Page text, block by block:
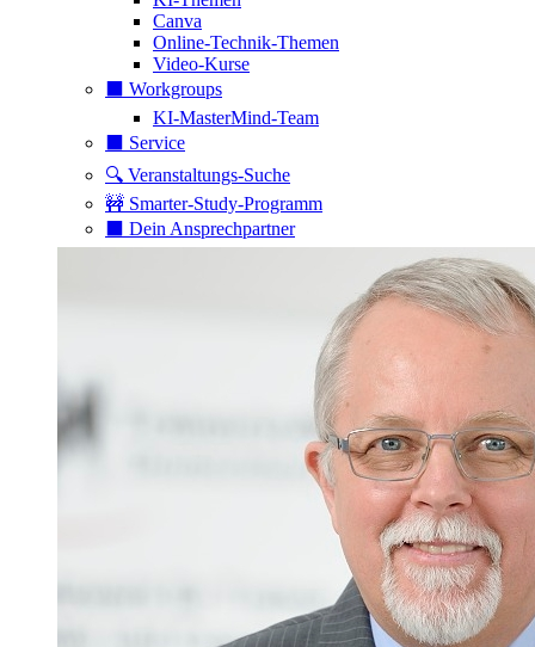
Canva
Online-Technik-Themen
Video-Kurse
⬛️ Workgroups
KI-MasterMind-Team
⬛️ Service
🔍 Veranstaltungs-Suche
🚧 Smarter-Study-Programm
⬛️ Dein Ansprechpartner